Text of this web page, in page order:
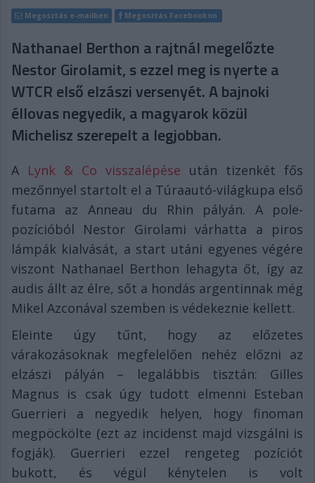
Megosztás e-mailben Megosztás Facebookon
Nathanael Berthon a rajtnál megelőzte
Nestor Girolamit, s ezzel meg is nyerte a
WTCR első elzászi versenyét. A bajnoki
éllovas negyedik, a magyarok közül
Michelisz szerepelt a legjobban.
A Lynk & Co visszalépése után tizenkét fős
mezőnnyel startolt el a Túraautó-világkupa első
futama az Anneau du Rhin pályán. A pole-
pozícióból Nestor Girolami várhatta a piros
lámpák kialvását, a start utáni egyenes végére
viszont Nathanael Berthon lehagyta őt, így az
audis állt az élre, sőt a hondás argentinnak még
Mikel Azconával szemben is védekeznie kellett.
Eleinte úgy tűnt, hogy az előzetes
várakozásoknak megfelelően nehéz előzni az
elzászi pályán – legalábbis tisztán: Gilles
Magnus is csak úgy tudott elmenni Esteban
Guerrieri a negyedik helyen, hogy finoman
megpöckölte (ezt az incidenst majd vizsgálni is
fogják). Guerrieri ezzel rengeteg pozíciót
bukott, és végül kénytelen is volt